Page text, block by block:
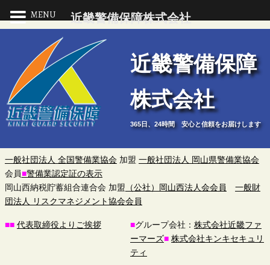
近
畿
警
備
保
障
株
近畿警備保障
株式会社
365日、24時間 安心と信頼をお届けします
一般社団法人 全国警備業協会 加盟 一般社団法人 岡山県警備業協会
会員■警備業認定証の表示
岡山西納税貯蓄組合連合会 加盟 （公社）岡山西法人会会員
一般財
団法人 リスクマネジメント協会会員
■■ 代表取締役よりご挨拶 ■グループ会社： 株式会社近畿ファ
ーマーズ■ 株式会社キンキセキュリ
ティ
MENU 近畿警備保障株式会社